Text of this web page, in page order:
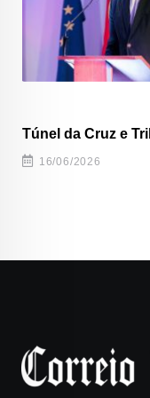
Túnel da Cruz e
16/06/2026